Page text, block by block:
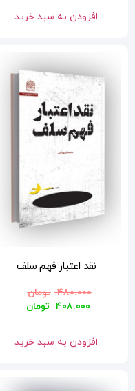
افزودن به سبد خرید
نقد بهائیت متاخر
۸۲۰.۰۰۰ تومان
۶۹۷.۰۰۰ تومان
افزودن به سبد خرید